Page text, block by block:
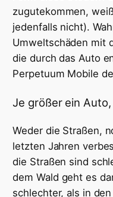
zugutekommen,
jedenfalls nicht).
Umweltschäden mit
die durch das Auto
Perpetuum Mobile
Je größer ein
Weder die Straßen,
letzten Jahren
die Straßen sind
dem Wald geht es
schlechter, als in